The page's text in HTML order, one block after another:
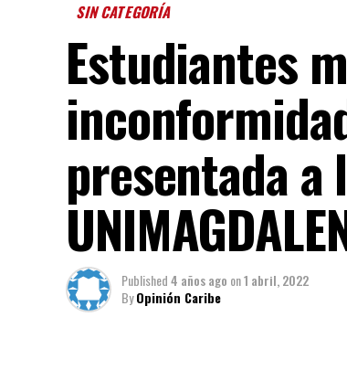
SIN CATEGORÍA
Estudiantes
presentada a
Published4 años ago on1 abril, 2022
ByOpinión Caribe